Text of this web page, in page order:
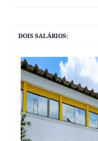
DOIS SALÁRIOS: